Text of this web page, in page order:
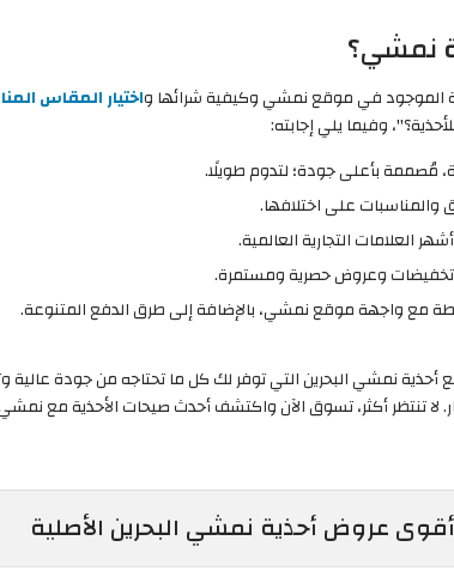
نمشي؟
الموجود في موقع نمشي وكيفية شرائها واختيار المقاس
وفيما يلي إجابته:
مُصممة بأعلى جودة؛ لتدوم طويلًا.
والمناسبات على اختلافها.
العلامات التجارية العالمية.
تخفيضات وعروض حصرية ومستمرة.
مع واجهة موقع نمشي، بالإضافة إلى طرق الدفع المتنوعة.
أحذية نمشي البحرين التي توفر لك كل ما تحتاجه من جودة
لا تنتظر أكثر، تسوق الآن واكتشف أحدث صيحات الأحذية مع
أقوى عروض أحذية نمشي البحرين الأصلية